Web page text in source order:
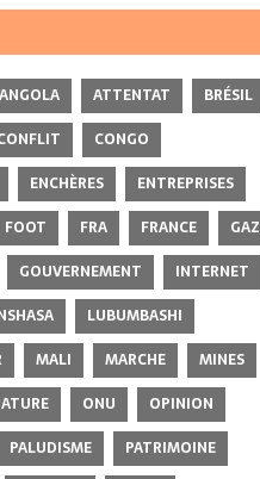
ANGOLA ATTENTAT
BRÉSIL
CONGO
ENCHÈRES
ENTREPRISES
FOOT FRA FRANCE
GAZ
GOUVERNEMENT
INTERNET
LUBUMBASHI
MALI MARCHE
MINES
ONU
OPINION
PALUDISME PATRIMOINE